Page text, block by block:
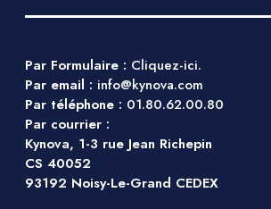
Par Formulaire : Cliquez-ici.
Par email : info@kynova.com
Par téléphone : 01.80.62.00.80
Par courrier :
Kynova, 1-3 rue Jean Richepin
CS 40052
93192 Noisy-Le-Grand CEDEX